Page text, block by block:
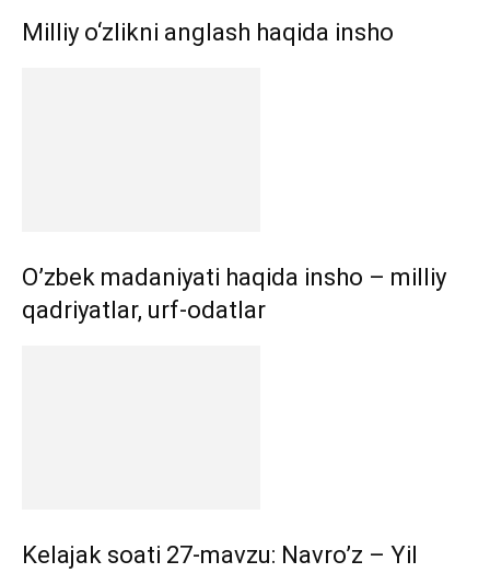
Milliy o‘zlikni anglash haqida insho
O’zbek madaniyati haqida insho – milliy
qadriyatlar, urf-odatlar
Kelajak soati 27-mavzu: Navro’z – Yil